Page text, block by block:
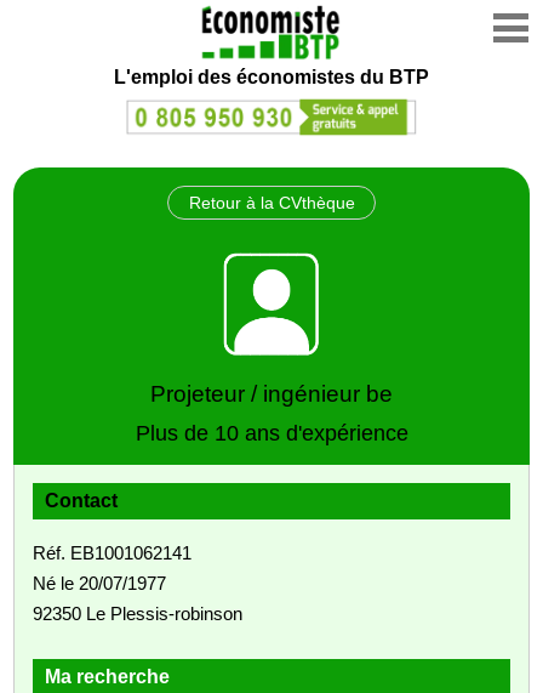
L'emploi des économistes du BTP
Retour à la CVthèque
Projeteur / ingénieur be
Plus de 10 ans d'expérience
Contact
Réf. EB1001062141
Né le 20/07/1977
92350 Le Plessis-robinson
Ma recherche